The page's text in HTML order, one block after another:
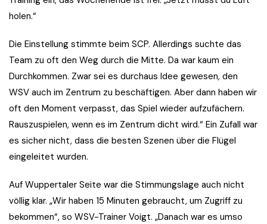
holen.“
Die Einstellung stimmte beim SCP. Allerdings suchte das
Team zu oft den Weg durch die Mitte. Da war kaum ein
Durchkommen. Zwar sei es durchaus Idee gewesen, den
WSV auch im Zentrum zu beschäftigen. Aber dann haben wir
oft den Moment verpasst, das Spiel wieder aufzufächern.
Rauszuspielen, wenn es im Zentrum dicht wird.“ Ein Zufall war
es sicher nicht, dass die besten Szenen über die Flügel
eingeleitet wurden.
Auf Wuppertaler Seite war die Stimmungslage auch nicht
völlig klar. „Wir haben 15 Minuten gebraucht, um Zugriff zu
bekommen“, so WSV-Trainer Voigt. „Danach war es umso